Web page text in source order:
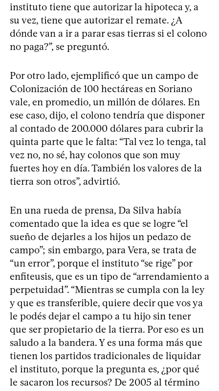
instituto tiene que autorizar la hipoteca y, a
su vez, tiene que autorizar el remate. ¿A
dónde van a ir a parar esas tierras si el colono
no paga?”, se preguntó.
Por otro lado, ejemplificó que un campo de
Colonización de 100 hectáreas en Soriano
vale, en promedio, un millón de dólares. En
ese caso, dijo, el colono tendría que disponer
al contado de 200.000 dólares para cubrir la
quinta parte que le falta: “Tal vez lo tenga, tal
vez no, no sé, hay colonos que son muy
fuertes hoy en día. También los valores de la
tierra son otros”, advirtió.
En una rueda de prensa, Da Silva había
comentado que la idea es que se logre “el
sueño de dejarles a los hijos un pedazo de
campo”; sin embargo, para Vera, se trata de
“un error”, porque el instituto “se rige” por
enfiteusis, que es un tipo de “arrendamiento a
perpetuidad”. “Mientras se cumpla con la ley
y que es transferible, quiere decir que vos ya
le podés dejar el campo a tu hijo sin tener
que ser propietario de la tierra. Por eso es un
saludo a la bandera. Y es una forma más que
tienen los partidos tradicionales de liquidar
el instituto, porque la pregunta es, ¿por qué
le sacaron los recursos? De 2005 al término